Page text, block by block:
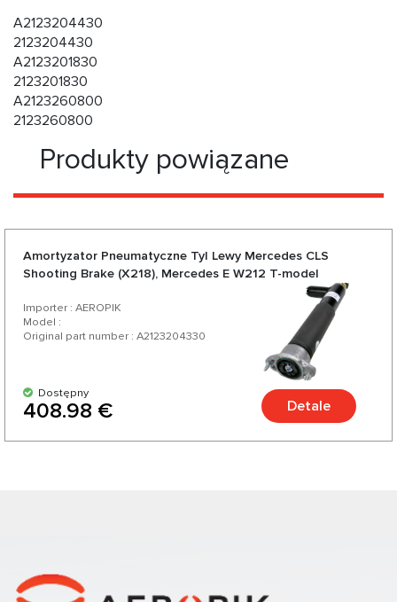
A2123204430
2123204430
A2123201830
2123201830
A2123260800
2123260800
Produkty powiązane
Amortyzator Pneumatyczne Tyl Lewy Mercedes CLS
Shooting Brake (X218), Mercedes E W212 T-model
Importer : AEROPIK
Model :
Original part number : A2123204330
Dostępny
408.98 € Detale